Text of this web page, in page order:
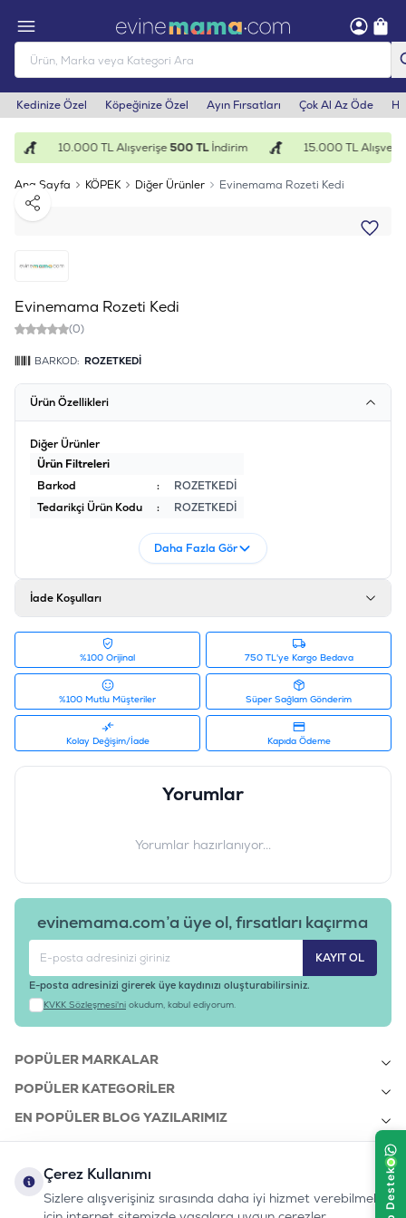
Kedinize Özel Köpeğinize Özel Ayın Fırsatları Çok Al Az Öde
10.000 TL Alışverişe500 TLİndirim 15.000 TL
Ana Sayfa KÖPEK Diğer Ürünler
Evinemama Rozeti Kedi
Paylaş
Evinemama Rozeti Kedi
(0)
BARKOD: ROZETKEDİ
Ürün Özellikleri
Diğer Ürünler
Ürün Filtreleri
Barkod
:
ROZETKEDİ
Tedarikçi Ürün Kodu
: ROZETKEDİ
Daha Fazla Gör
İade Koşulları
%100 Orijinal 750 TL'ye Kargo Bedava
%100 Mutlu Müşteriler Süper Sağlam Gönderim
Kolay Değişim/İade Kapıda Ödeme
Yorumlar
Yorumlar hazırlanıyor...
evinemama.com’a üye ol, fırsatları kaçırma
KAYIT OL
E-posta adresinizi girerek üye kaydınızı oluşturabilirsiniz.
KVKK Sözleşmesi'ni okudum, kabul ediyorum.
POPÜLER MARKALAR
POPÜLER KATEGORILER
EN POPÜLER BLOG YAZILARIMIZ
KURUMSAL
Çerez Kullanımı
Sizlere alışverişiniz sırasında daha iyi hizmet verebilmek